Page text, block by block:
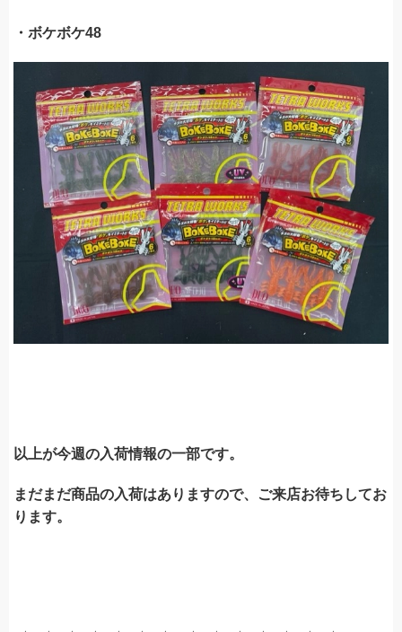
・ボケボケ48
以上が今週の入荷情報の一部です。
まだまだ商品の入荷はありますので、ご来店お待ちしてお
ります。